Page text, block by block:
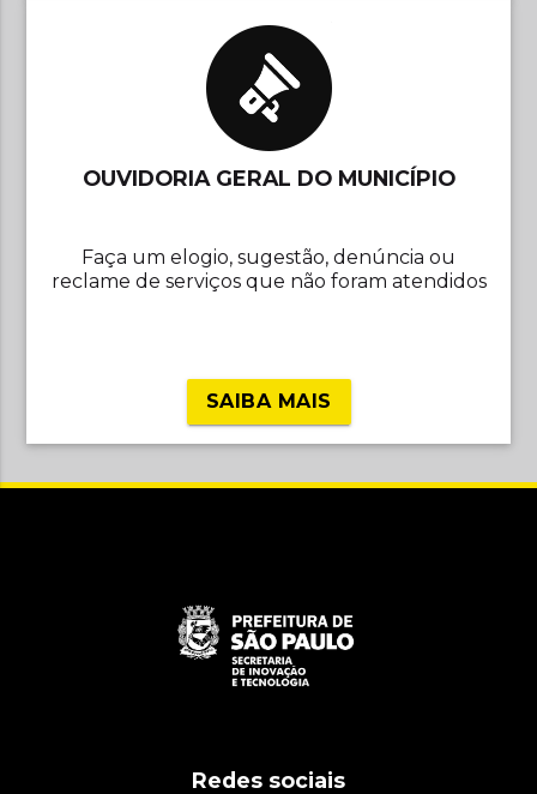
OUVIDORIA GERAL DO MUNICÍPIO
Faça um elogio, sugestão, denúncia ou
reclame de serviços que não foram atendidos
SAIBA MAIS
Redes sociais